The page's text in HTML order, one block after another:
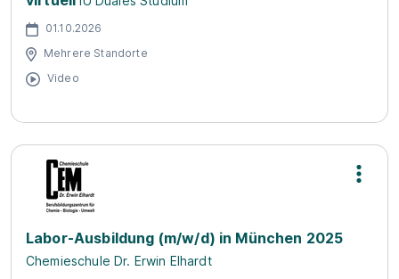
01.10.2026
Mehrere Standorte
Video
Labor-Ausbildung (m/w/d) in München 2025
Chemieschule Dr. Erwin Elhardt